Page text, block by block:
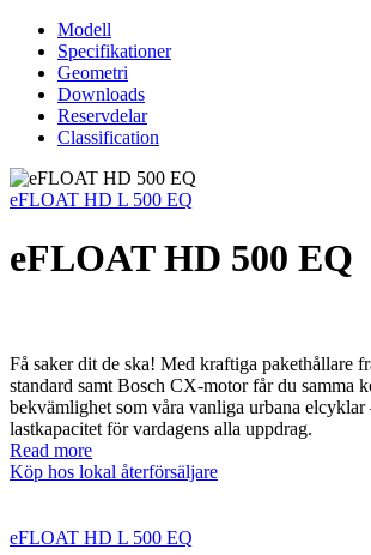
Modell
Specifikationer
Geometri
Downloads
Reservdelar
Classification
eFLOAT HD L 500 EQ
eFLOAT HD 500 EQ
Få saker dit de ska! Med kraftiga pakethållare
standard samt Bosch CX-motor får du samma
bekvämlighet som våra vanliga urbana elcyklar
lastkapacitet för vardagens alla uppdrag.
Read more
Köp hos lokal återförsäljare
eFLOAT HD L 500 EQ